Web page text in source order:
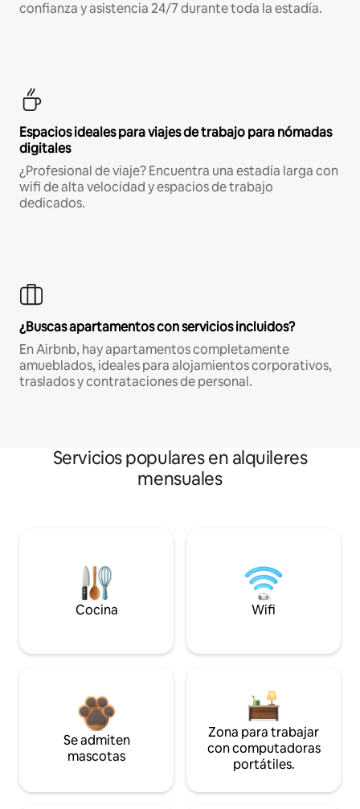
confianza y asistencia 24/7 durante toda la estadía.
Espacios ideales para viajes de trabajo para nómadas
digitales
¿Profesional de viaje? Encuentra una estadía larga con
wifi de alta velocidad y espacios de trabajo
dedicados.
¿Buscas apartamentos con servicios incluidos?
En Airbnb, hay apartamentos completamente
amueblados, ideales para alojamientos corporativos,
traslados y contrataciones de personal.
Servicios populares en alquileres
mensuales
Cocina Wifi
Se admiten
mascotas
Zona para trabajar
con computadoras
portátiles.